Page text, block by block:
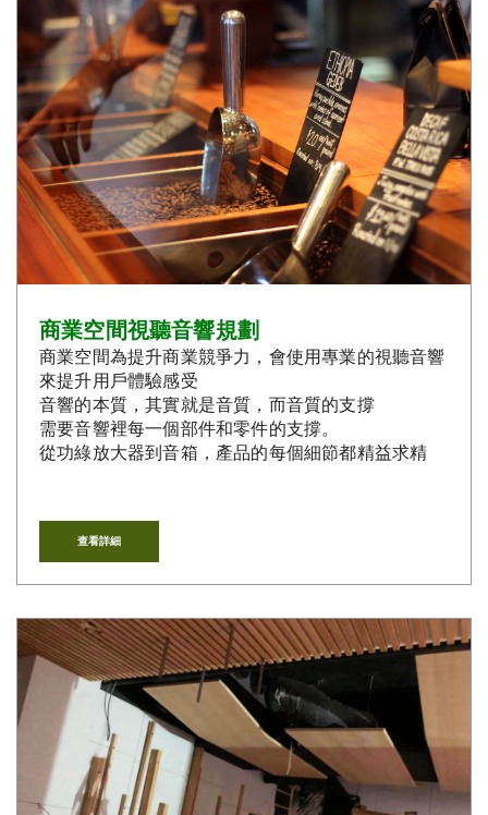
商業空間視聽音響規劃
商業空間為提升商業競爭力，會使用專業的視聽音響
來提升用戶體驗感受
音響的本質，其實就是音質，而音質的支撐
需要音響裡每一個部件和零件的支撐。
從功綠放大器到音箱，產品的每個細節都精益求精
查看詳細